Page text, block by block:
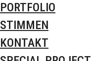
PORTFOLIO
STIMMEN
KONTAKT